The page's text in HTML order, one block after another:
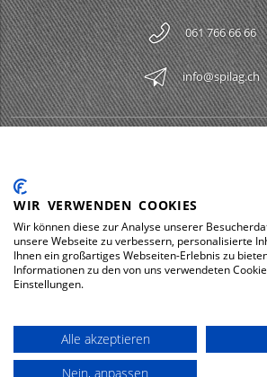
061 766 66 66
info@spilag.ch
LEGAL
DOWNLOADS
© 2026 Spilag AG
WIR VERWENDEN COOKIES
Wir können diese zur Analyse unserer
unsere Webseite zu verbessern, personalisierte
Ihnen ein großartiges Webseiten-Erlebnis zu
Informationen zu den von uns verwendeten
Einstellungen.
Alle akzeptieren
Nein, anpassen